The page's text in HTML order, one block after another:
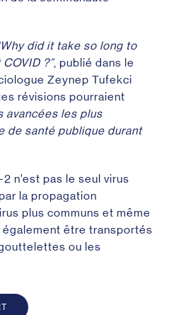
did it take so long to
?”, publié dans le
Zeynep Tufekci
révisions pourraient
avancées les plus
de santé publique durant
n’est pas le seul virus
la propagation
plus communs et même
être transportés
ou les